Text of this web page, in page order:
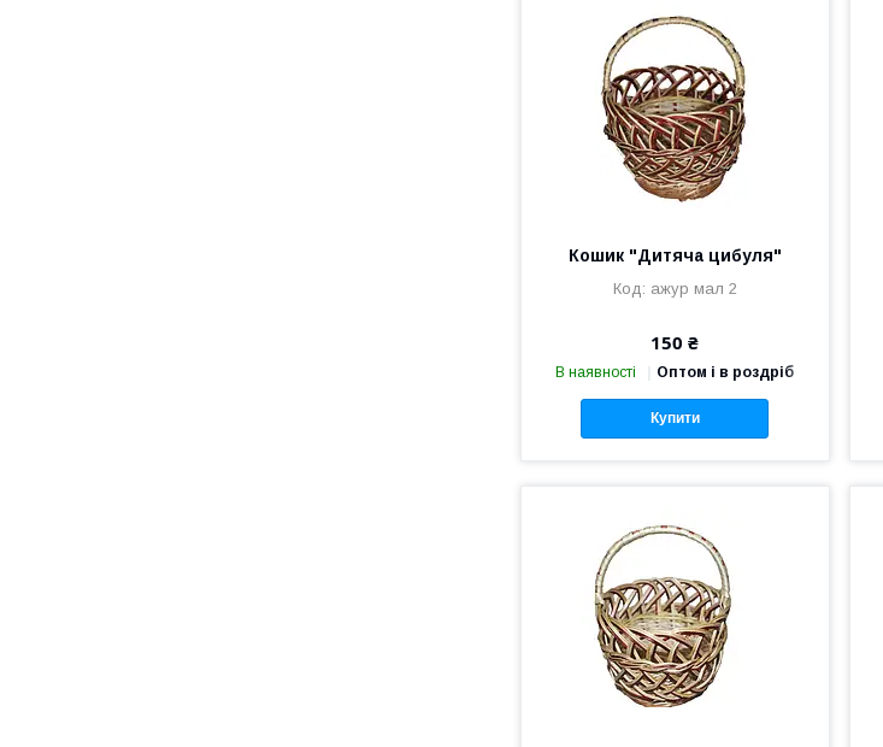
Кошик "Дитяча цибуля"
ажур мал 2
150 ₴
В наявності Оптом і в роздріб
Купити